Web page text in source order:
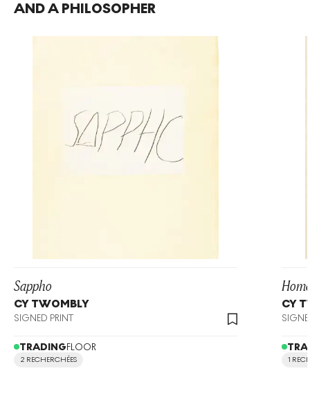
AND A PHILOSOPHER
Sappho
CY TWOMBLY
SIGNED PRINT
TRADINGFLOOR
2 RECHERCHÉES
CY
1